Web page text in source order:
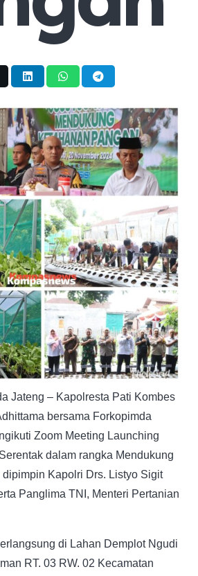
Jateng – Kapolresta Pati Kombes
bersama Forkopimda
Zoom Meeting Launching
dalam rangka Mendukung
Kapolri Drs. Listyo Sigit
Panglima TNI, Menteri Pertanian
di Lahan Demplot Ngudi
RT. 03 RW. 02 Kecamatan